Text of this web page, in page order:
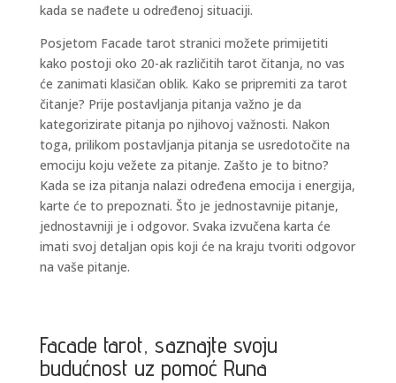
kada se nađete u određenoj situaciji.
Posjetom Facade tarot stranici možete primijetiti
kako postoji oko 20-ak različitih tarot čitanja, no vas
će zanimati klasičan oblik. Kako se pripremiti za tarot
čitanje? Prije postavljanja pitanja važno je da
kategorizirate pitanja po njihovoj važnosti. Nakon
toga, prilikom postavljanja pitanja se usredotočite na
emociju koju vežete za pitanje. Zašto je to bitno?
Kada se iza pitanja nalazi određena emocija i energija,
karte će to prepoznati. Što je jednostavnije pitanje,
jednostavniji je i odgovor. Svaka izvučena karta će
imati svoj detaljan opis koji će na kraju tvoriti odgovor
na vaše pitanje.
Facade tarot, saznajte svoju
budućnost uz pomoć Runa